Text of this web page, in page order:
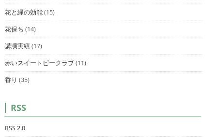
花と緑の効能(15)
花保ち (14)
講演実績(17)
赤いスイートピークラブ(11)
香り (35)
RSS
RSS 2.0